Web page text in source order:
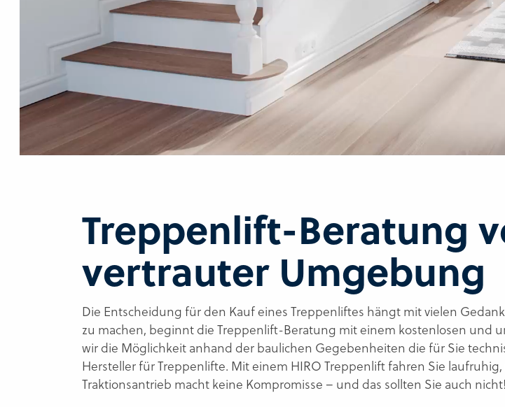
Treppenlift-Beratung
vertrauter Umgebung
Die Entscheidung für den Kauf eines Treppenliftes hängt mit vielen
zu machen, beginnt die Treppenlift-Beratung mit einem kostenlosen und
wir die Möglichkeit anhand der baulichen Gegebenheiten die für Sie
Hersteller für Treppenlifte. Mit einem HIRO Treppenlift fahren Sie
Traktionsantrieb macht keine Kompromisse – und das sollten Sie auch nicht!